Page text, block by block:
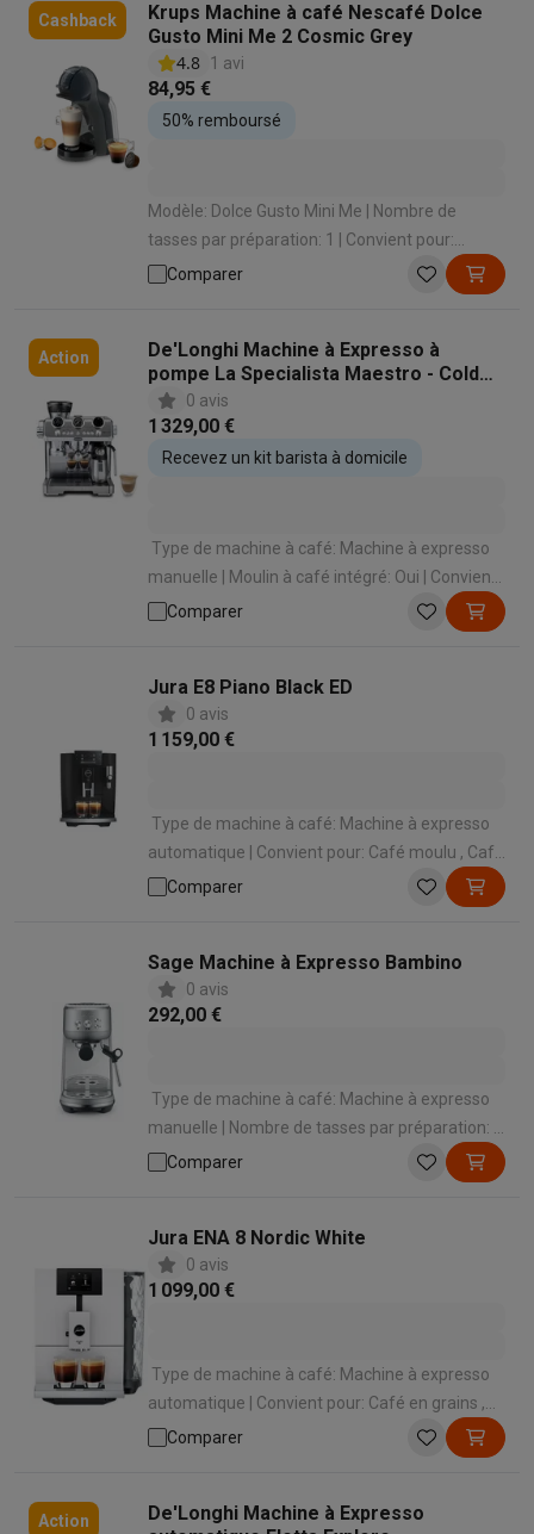
Cashback
Krups Machine à café Nescafé Dolce
Gusto Mini Me 2 Cosmic Grey
4.8 1 avi
84,95 €
50% remboursé
Modèle: Dolce Gusto Mini Me | Nombre de
tasses par préparation: 1 | Convient pour:
Capsules Dolce Gusto | Volume de café
réglable: Oui | Panneau de commande: Boutons
Comparer
Action
De'Longhi Machine à Expresso à
pompe La Specialista Maestro - Cold
Brew EC9885.M
0 avis
1 329,00 €
Recevez un kit barista à domicile
Type de machine à café: Machine à expresso
manuelle | Moulin à café intégré: Oui | Convient
pour: Café en grains | Mode de préparation des
spécialités lactées: Manuel avec buse à vapeur |
Comparer
Jura E8 Piano Black ED
0 avis
1 159,00 €
Type de machine à café: Machine à expresso
automatique | Convient pour: Café moulu , Café
en grains | Convient pour faire mousser le lait:
Oui | Mode de préparation des spécialités
bouton | Panneau de commande: Boutons
Comparer
Sage Machine à Expresso Bambino
0 avis
292,00 €
Type de machine à café: Machine à expresso
manuelle | Nombre de tasses par préparation: 2
| Convient pour: Café moulu | Mode de
préparation des spécialités lactées: Manuel
1.38 L
Comparer
Jura ENA 8 Nordic White
0 avis
1 099,00 €
Type de machine à café: Machine à expresso
automatique | Convient pour: Café en grains ,
Café moulu | Convient pour faire mousser le
lait: Oui | Mode de préparation des spécialités
bouton | Panneau de commande: Écran tactile
Comparer
Action
De'Longhi Machine à Expresso